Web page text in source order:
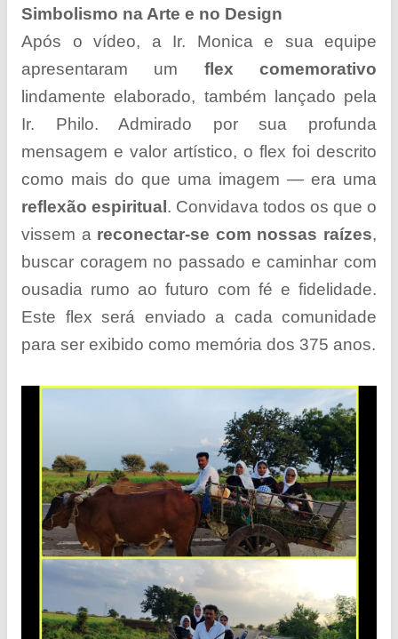
Simbolismo na Arte e no Design
Após o vídeo, a Ir. Monica e sua equipe
apresentaram um flex comemorativo
lindamente elaborado, também lançado pela
Ir. Philo. Admirado por sua profunda
mensagem e valor artístico, o flex foi descrito
como mais do que uma imagem — era uma
reflexão espiritual . Convidava todos os que o
vissem a reconectar-se com nossas raízes,
buscar coragem no passado e caminhar com
ousadia rumo ao futuro com fé e fidelidade.
Este flex será enviado a cada comunidade
para ser exibido como memória dos 375 anos.